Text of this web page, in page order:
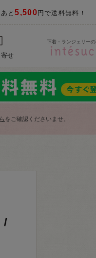
あと5,500 円で送料無料！
せ
下着・ランジェリー
をご確認くださいませ。
/